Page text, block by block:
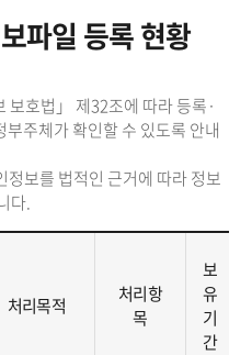
파일 등록 현황
호법」 제32조에 따라 등록·
주체가 확인할 수 있도록 안내
보를 법적인 근거에 따라 정보
다.
처리목적
처리항
목
보
유
기
간